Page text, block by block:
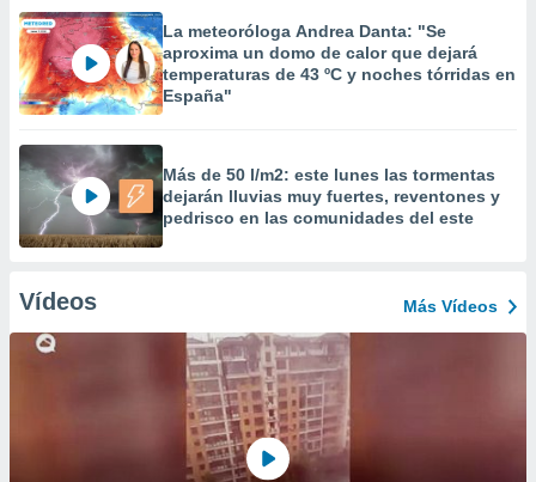
La meteoróloga Andrea Danta: "Se
aproxima un domo de calor que dejará
temperaturas de 43 ºC y noches tórridas en
España"
Más de 50 l/m2: este lunes las tormentas
dejarán lluvias muy fuertes, reventones y
pedrisco en las comunidades del este
Vídeos Más Vídeos